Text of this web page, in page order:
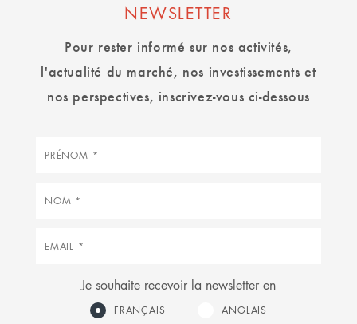
NEWSLETTER
Pour rester informé sur nos activités,
l'actualité du marché, nos investissements et
nos perspectives, inscrivez-vous ci-dessous
Prénom
Nom
Courriel
Je souhaite recevoir la newsletter en
FRANÇAIS
ANGLAIS